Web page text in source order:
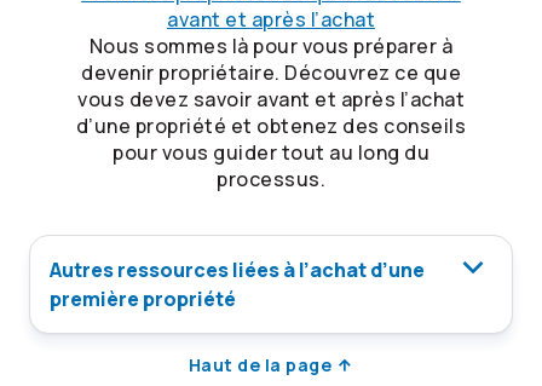
avant et après l’achat
Nous sommes là pour vous préparer à
devenir propriétaire. Découvrez ce que
vous devez savoir avant et après l’achat
d’une propriété et obtenez des conseils
pour vous guider tout au long du
processus.
Autres ressources liées à l’achat d’une
première propriété
Haut de la page